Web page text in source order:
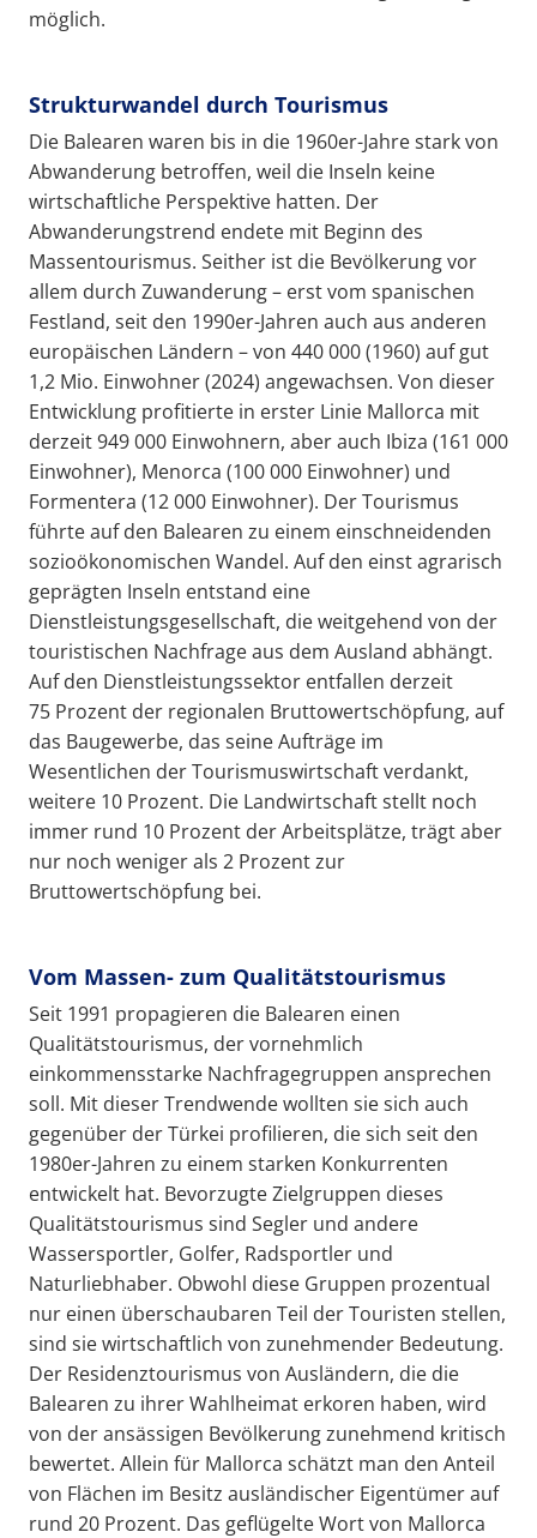
möglich.
Strukturwandel durch Tourismus
Die Balearen waren bis in die 1960er-Jahre stark von
Abwanderung betroffen, weil die Inseln keine
wirtschaftliche Perspektive hatten. Der
Abwanderungstrend endete mit Beginn des
Massentourismus. Seither ist die Bevölkerung vor
allem durch Zuwanderung – erst vom spanischen
Festland, seit den 1990er-Jahren auch aus anderen
europäischen Ländern – von 440 000 (1960) auf gut
1,2 Mio. Einwohner (2024) angewachsen. Von dieser
Entwicklung profitierte in erster Linie Mallorca mit
derzeit 949 000 Einwohnern, aber auch Ibiza (161 000
Einwohner), Menorca (100 000 Einwohner) und
Formentera (12 000 Einwohner). Der Tourismus
führte auf den Balearen zu einem einschneidenden
sozioökonomischen Wandel. Auf den einst agrarisch
geprägten Inseln entstand eine
Dienstleistungsgesellschaft, die weitgehend von der
touristischen Nachfrage aus dem Ausland abhängt.
Auf den Dienstleistungssektor entfallen derzeit
75 Prozent der regionalen Bruttowertschöpfung, auf
das Baugewerbe, das seine Aufträge im
Wesentlichen der Tourismuswirtschaft verdankt,
weitere 10 Prozent. Die Landwirtschaft stellt noch
immer rund 10 Prozent der Arbeitsplätze, trägt aber
nur noch weniger als 2 Prozent zur
Bruttowertschöpfung bei.
Vom Massen- zum Qualitätstourismus
Seit 1991 propagieren die Balearen einen
Qualitätstourismus, der vornehmlich
einkommensstarke Nachfragegruppen ansprechen
soll. Mit dieser Trendwende wollten sie sich auch
gegenüber der Türkei profilieren, die sich seit den
1980er-Jahren zu einem starken Konkurrenten
entwickelt hat. Bevorzugte Zielgruppen dieses
Qualitätstourismus sind Segler und andere
Wassersportler, Golfer, Radsportler und
Naturliebhaber. Obwohl diese Gruppen prozentual
nur einen überschaubaren Teil der Touristen stellen,
sind sie wirtschaftlich von zunehmender Bedeutung.
Der Residenztourismus von Ausländern, die die
Balearen zu ihrer Wahlheimat erkoren haben, wird
von der ansässigen Bevölkerung zunehmend kritisch
bewertet. Allein für Mallorca schätzt man den Anteil
von Flächen im Besitz ausländischer Eigentümer auf
rund 20 Prozent. Das geflügelte Wort von Mallorca